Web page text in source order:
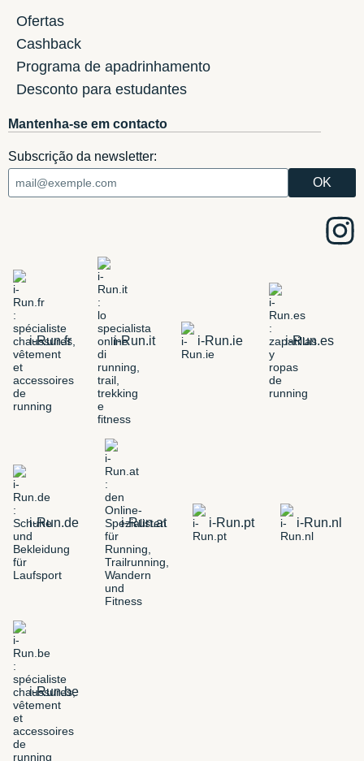
Ofertas
Cashback
Programa de apadrinhamento
Desconto para estudantes
Mantenha-se em contacto
Subscrição da newsletter:
i-Run.fr i-Run.it i-Run.ie i-Run.es
i-Run.de i-Run.at i-Run.pt i-Run.nl
i-Run.be